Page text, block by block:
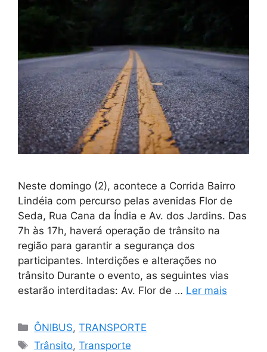
Neste domingo (2), acontece a Corrida Bairro
Lindéia com percurso pelas avenidas Flor de
Seda, Rua Cana da Índia e Av. dos Jardins. Das
7h às 17h, haverá operação de trânsito na
região para garantir a segurança dos
participantes. Interdições e alterações no
trânsito Durante o evento, as seguintes vias
estarão interditadas: Av. Flor de … Ler mais
Categorias
ÔNIBUS,TRANSPORTE
Tags
Trânsito,Transporte